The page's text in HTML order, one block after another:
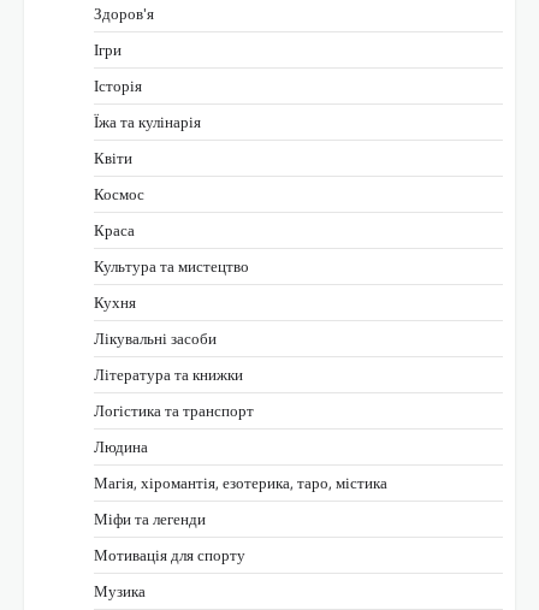
Здоров'я
Ігри
Історія
Їжа та кулінарія
Квіти
Космос
Краса
Культура та мистецтво
Кухня
Лікувальні засоби
Література та книжки
Логістика та транспорт
Людина
Магія, хіромантія, езотерика, таро, містика
Міфи та легенди
Мотивація для спорту
Музика